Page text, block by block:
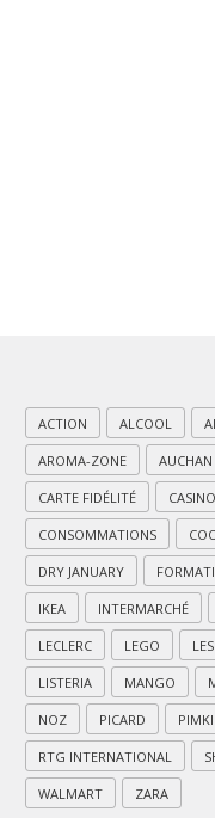
ACTION ALCOOL
AROMA-ZONE AUCHAN
CARTE FIDÉLITÉ CASINO
CONSOMMATIONS
DRY JANUARY
IKEA INTERMARCHÉ
LECLERC LEGO
LISTERIA MANGO
NOZ PICARD
RTG INTERNATIONAL
WALMART ZARA